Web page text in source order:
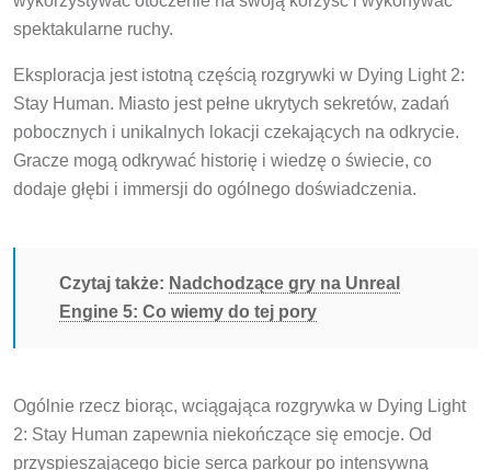
spektakularne ruchy.
Eksploracja jest istotną częścią rozgrywki w Dying Light 2:
Stay Human. Miasto jest pełne ukrytych sekretów, zadań
pobocznych i unikalnych lokacji czekających na odkrycie.
Gracze mogą odkrywać historię i wiedzę o świecie, co
dodaje głębi i immersji do ogólnego doświadczenia.
Czytaj także: Nadchodzące gry na Unreal
Engine 5: Co wiemy do tej pory
Ogólnie rzecz biorąc, wciągająca rozgrywka w Dying Light
2: Stay Human zapewnia niekończące się emocje. Od
przyspieszającego bicie serca parkour po intensywną